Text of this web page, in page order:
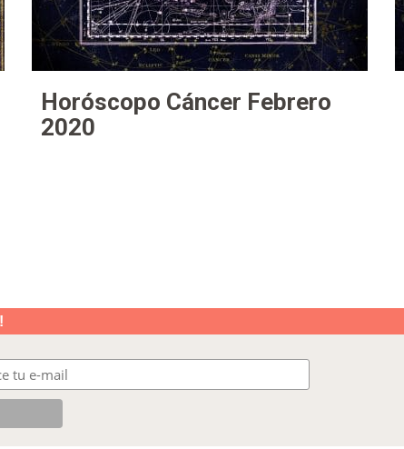
Horóscopo Cáncer Febrero
2020